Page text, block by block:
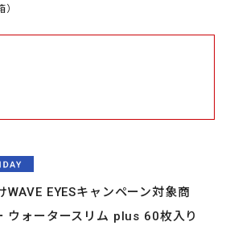
WAVE EYESキャンペーン対象商
ウォータースリム plus 60枚入り